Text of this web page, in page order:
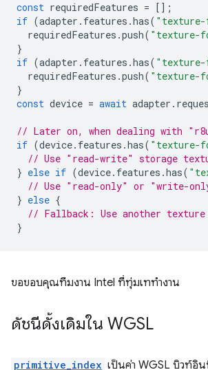
const requiredFeatures = [];
if (adapter . features .has(
requiredFeatures .push( "texture-
}
if (adapter . features .has(
requiredFeatures .push( "texture-
}
const device = await adapter .
// Later on, when dealing with
if (device. features .has( "texture-
// Use "read-write" storage
} else if (device. features .has(
// Use "read-only" or "write-
} else {
// Fallback: Use another
}
ขอขอบคุณทีมงาน Intel ที่ทุ่มเททำงาน
ดัชนีดั้งเดิมใน WGSL
primitive_index เป็นค่า WGSL บิวท์อิ